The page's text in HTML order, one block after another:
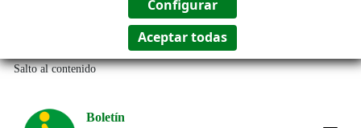
Salto al contenido
Boletín